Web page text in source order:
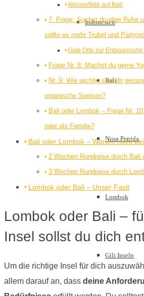
Indonesien
Bali
Nusa Penida
Lombok
Gili Inseln
Wasserfälle auf Bali
7. Frage: Suchst du eher Ruhe
sollte es mehr Trubel und
Gute Orte zur
Frage Nr. 8: Machst du gerne
Nr. 9: Wie wichtig sind dir
organische Speisen?
Bali oder Lombok – Frage Nr.
oder als Familie?
Bali oder Lombok – Warum nicht
2 Wochen Rundreise durch Bali
3 Wochen Rundreise durch
Lombok oder Bali – Unser Fazit
Lombok oder Bali –
Insel sollst du dich
Um die richtige Insel für dich
allem darauf an, dass deine